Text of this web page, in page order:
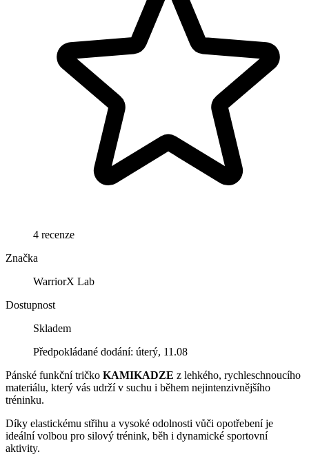
4 recenze
Značka
WarriorX Lab
Dostupnost
Skladem
Předpokládané dodání: úterý, 11.08
Pánské funkční tričko KAMIKADZE z lehkého, rychleschnoucího
materiálu, který vás udrží v suchu i během nejintenzivnějšího
tréninku.
Díky elastickému střihu a vysoké odolnosti vůči opotřebení je
ideální volbou pro silový trénink, běh i dynamické sportovní
aktivity.